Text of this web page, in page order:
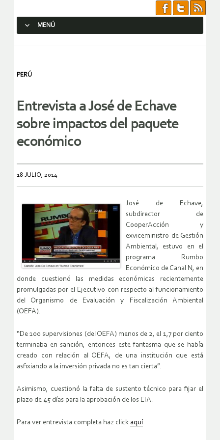
MENÚ
PERÚ
Entrevista a José de Echave
sobre impactos del paquete
económico
18 JULIO, 2014
José de Echave,
subdirector de
CooperAcción y
exviceministro de Gestión
Ambiental, estuvo en el
programa Rumbo
Económico de Canal N, en
donde cuestionó las medidas económicas recientemente
promulgadas por el Ejecutivo con respecto al funcionamiento
del Organismo de Evaluación y Fiscalización Ambiental
(OEFA).
“De 100 supervisiones (del OEFA) menos de 2, el 1,7 por ciento
terminaba en sanción, entonces este fantasma que se había
creado con relación al OEFA, de una institución que está
asfixiando a la inversión privada no es tan cierta”.
Asimismo, cuestionó la falta de sustento técnico para fijar el
plazo de 45 días para la aprobación de los EIA.
Para ver entrevista completa haz click aquí